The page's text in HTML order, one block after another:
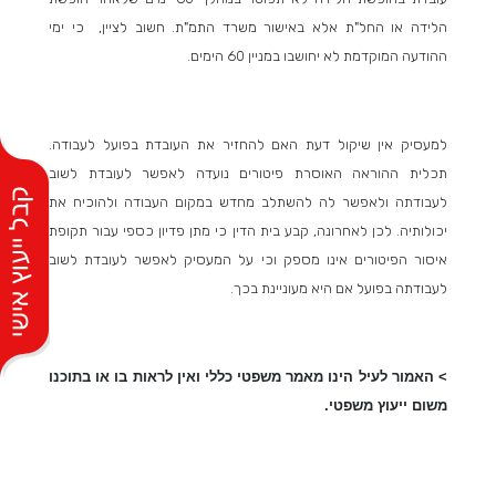
הלידה או החל"ת אלא באישור משרד התמ"ת. חשוב לציין, כי ימי
ההודעה המוקדמת לא יחושבו במניין 60 הימים.
למעסיק אין שיקול דעת האם להחזיר את העובדת בפועל לעבודה.
תכלית ההוראה האוסרת פיטורים נועדה לאפשר לעובדת לשוב
לעבודתה ולאפשר לה להשתלב מחדש במקום העבודה ולהוכיח את
יכולותיה. לכן לאחרונה, קבע בית הדין כי מתן פדיון כספי עבור תקופת
איסור הפיטורים אינו מספק וכי על המעסיק לאפשר לעובדת לשוב
לעבודתה בפועל אם היא מעוניינת בכך.
> האמור לעיל הינו מאמר משפטי כללי ואין לראות בו או בתוכנו
משום ייעוץ משפטי.